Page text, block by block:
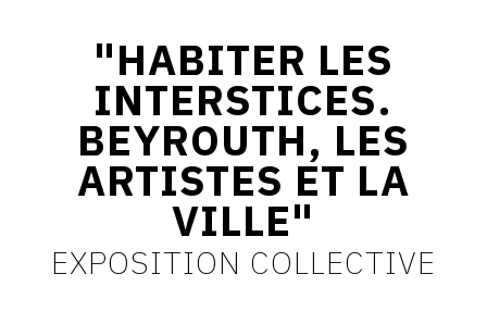
INSTAGRAM
FACEBOOK
TWITTER
PINTEREST
"HABITER LES
INTERSTICES.
BEYROUTH, LES
ARTISTES ET LA
VILLE"
EXPOSITION COLLECTIVE